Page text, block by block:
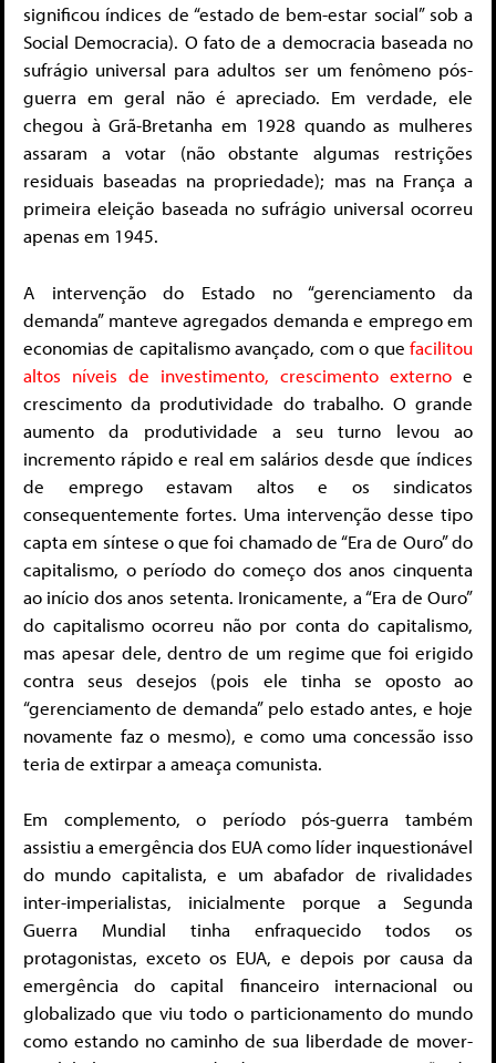
significou índices de “estado de bem-estar social” sob a
Social Democracia). O fato de a democracia baseada no
sufrágio universal para adultos ser um fenômeno pós-
guerra em geral não é apreciado. Em verdade, ele
chegou à Grã-Bretanha em 1928 quando as mulheres
assaram a votar (não obstante algumas restrições
residuais baseadas na propriedade); mas na França a
primeira eleição baseada no sufrágio universal ocorreu
apenas em 1945.
A intervenção do Estado no “gerenciamento da
demanda” manteve agregados demanda e emprego em
economias de capitalismo avançado, com o que facilitou
altos níveis de investimento, crescimento externo e
crescimento da produtividade do trabalho. O grande
aumento da produtividade a seu turno levou ao
incremento rápido e real em salários desde que índices
de emprego estavam altos e os sindicatos
consequentemente fortes. Uma intervenção desse tipo
capta em síntese o que foi chamado de “Era de Ouro” do
capitalismo, o período do começo dos anos cinquenta
ao início dos anos setenta. Ironicamente, a “Era de Ouro”
do capitalismo ocorreu não por conta do capitalismo,
mas apesar dele, dentro de um regime que foi erigido
contra seus desejos (pois ele tinha se oposto ao
“gerenciamento de demanda” pelo estado antes, e hoje
novamente faz o mesmo), e como uma concessão isso
teria de extirpar a ameaça comunista.
Em complemento, o período pós-guerra também
assistiu a emergência dos EUA como líder inquestionável
do mundo capitalista, e um abafador de rivalidades
inter-imperialistas, inicialmente porque a Segunda
Guerra Mundial tinha enfraquecido todos os
protagonistas, exceto os EUA, e depois por causa da
emergência do capital financeiro internacional ou
globalizado que viu todo o particionamento do mundo
como estando no caminho de sua liberdade de mover-